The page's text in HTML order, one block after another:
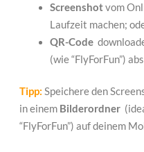
Screenshotvom
Laufzeit machen;
QR-Code
(wie “FlyForFun”)
Tipp: Speichere den
in einem Bilderordner
“FlyForFun”) auf deinem